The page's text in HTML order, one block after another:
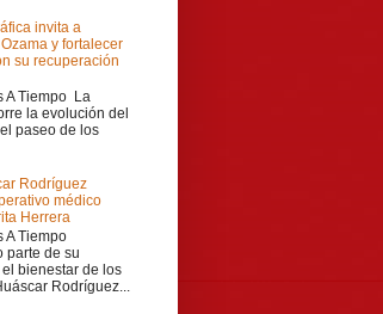
invita a
y fortalecer
su recuperación
A Tiempo La
la evolución del
paseo de los
Rodríguez
médico
Herrera
A Tiempo
parte de su
bienestar de los
Rodríguez...